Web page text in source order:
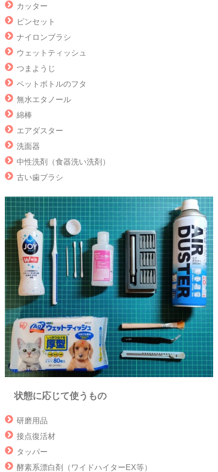
カッター
ピンセット
ナイロンブラシ
ウェットティッシュ
つまようじ
ペットボトルのフタ
無水エタノール
綿棒
エアダスター
洗面器
中性洗剤（食器洗い洗剤）
古い歯ブラシ
状態に応じて使うもの
研磨用品
接点復活材
タッパー
酵素系漂白剤（ワイドハイターEX等）